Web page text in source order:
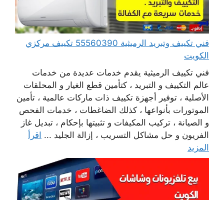
فني تكييف وتبريد الرميثية 55560390 تكييف مركزي
الكويت
فني تكييف الرميثية يقدم خدمات عديدة من خدمات
عالم التكييف و التبريد ، كتأمين قطع الغيار و المحلقات
الأصلية ، توفير أجهزة تكييف ذات ماركات عالمية ، تأمين
الموتورات بأنواعها ، كذلك الضاغطات ، خدمات الفحص
و الصيانة ، تركيب المكيفات و تثبيتها بإحكام ، تبديل غاز
الفريون و حل مشاكل التسريب ، إزالة الجليد ... اقرأ
المزيد